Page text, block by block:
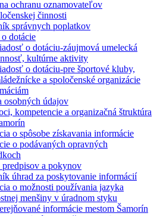
ochranu oznamovateľov
činnosti
správnych poplatkov
dotácie
o dotáciu-záujmová umelecká
kultúrne aktivity
o dotáciu-pre športové kluby,
a spoločenské organizácie
osobných údajov
kompetencie a organizačná štruktúra
o spôsobe získavania informácie
o podávaných opravných
a pokynov
úhrad za poskytovanie informácií
o možnosti používania jazyka
menšiny v úradnom styku
informácie mestom Šamorín